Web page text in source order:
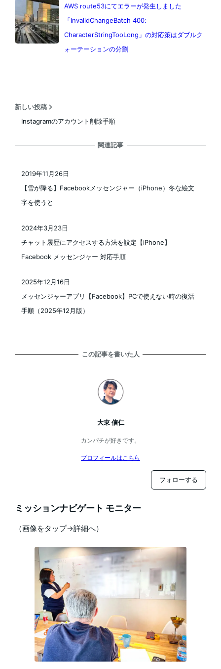
AWS route53にてエラーが発生しました
「InvalidChangeBatch 400:
CharacterStringTooLong」の対応策はダブルク
ォーテーションの分割
新しい投稿
Instagramのアカウント削除手順
関連記事
【雪が降る】Facebookメッセンジャー（iPhone）冬な絵文
字を使うと
2019年11月26日
チャット履歴にアクセスする方法を設定【iPhone】
Facebook メッセンジャー 対応手順
2024年3月23日
メッセンジャーアプリ【Facebook】PCで使えない時の復活
手順（2025年12月版）
2025年12月16日
この記事を書いた人
大東 信仁
カンパチが好きです。
プロフィールはこちら
フォローする
ミッションナビゲート モニター
（画像をタップ→詳細へ）